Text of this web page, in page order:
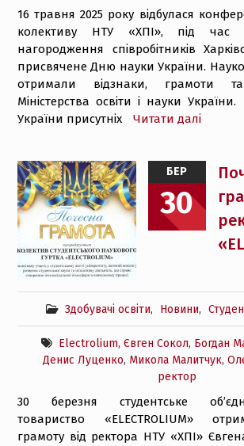
16 травня 2025 року відбулася
колективу НТУ «ХПІ», під час
нагородження співробітників
присвячене Дню науки України.
отримали відзнаки, грамоти
Міністерства освіти і науки
України присутніх
Читати далі
БЕР
30
Здобувачі освіти, Новини,
Electrolium, Євген Сокол, Богдан
Денис Луценко, Микола Малитчук,
ректор
30 березня студентське
товариство «ELECTROLIUM»
грамоту від ректора НТУ «ХПІ»